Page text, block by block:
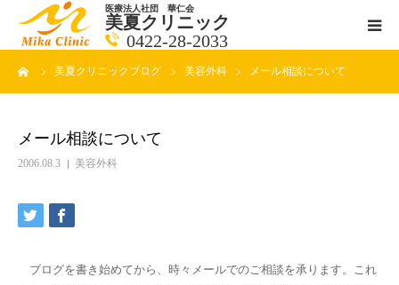
医療法人社団 華仁会
美夏クリニック
0422-28-2033
美夏クリニックブログ 美容外科 メール相談について
メール相談について
2006.08.3 美容外科
ブログを書き始めてから、時々メールでのご相談を承ります。これ
医師紹介
アクセス
メールで相談